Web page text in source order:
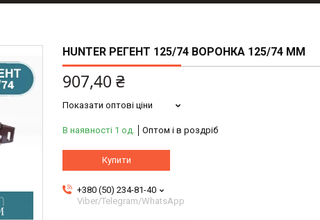
HUNTER РЕГЕНТ 125/74 ВОРОНКА 125/74 ММ
907,40 ₴
Показати оптові ціни
В наявності 1 од. Оптом і в роздріб
Купити
+380 (50) 234-81-40
Viber/Telegram/WhatsApp